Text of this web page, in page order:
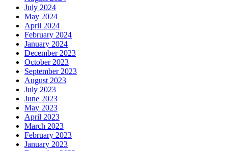
July 2024
May 2024
April 2024
February 2024
January 2024
December 2023
October 2023
September 2023
August 2023
July 2023
June 2023
May 2023
April 2023
March 2023
February 2023
January 2023